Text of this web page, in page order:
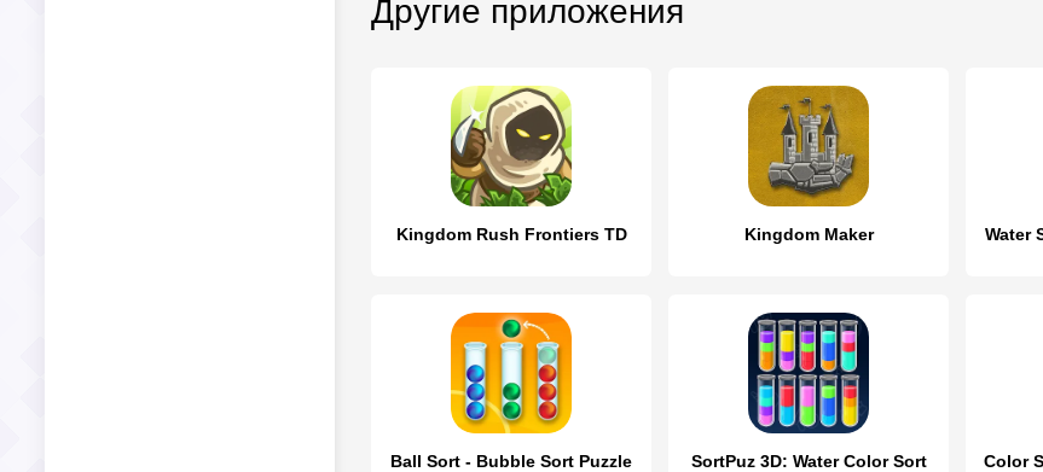
Другие приложения
Kingdom Rush Frontiers TD Kingdom Maker Water
Ball Sort - Bubble Sort Puzzle SortPuz 3D: Water Color Sort